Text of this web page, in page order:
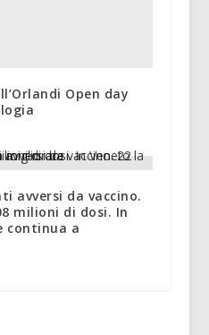
Open day
avversi da vaccino.
milioni di dosi. In
continua a